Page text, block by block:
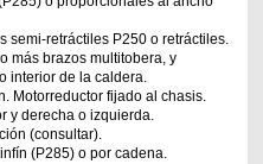
semi-retráctiles P250 o retráctiles.
más brazos multitobera, y
interior de la caldera.
Motorreductor fijado al chasis.
y derecha o izquierda.
(consultar).
(P285) o por cadena.